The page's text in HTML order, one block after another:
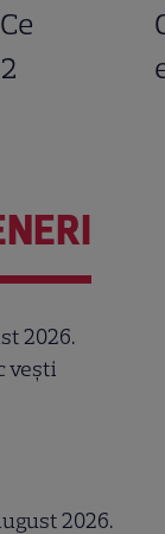
2026.
vești
2026.